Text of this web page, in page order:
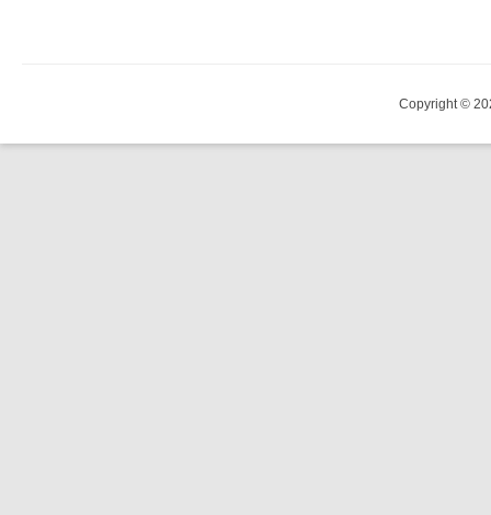
Copyright ©